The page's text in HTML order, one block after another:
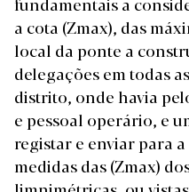
a cota (Zmax), das
local da ponte a
delegações em todas
distrito, onde havia
e pessoal operário, e
registar e enviar para
medidas das (Zmax)